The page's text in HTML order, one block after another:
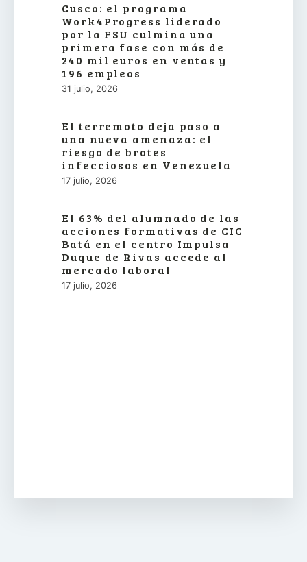
Cusco: el programa
Work4Progress liderado
por la FSU culmina una
primera fase con más de
240 mil euros en ventas y
196 empleos
31 julio, 2026
El terremoto deja paso a
una nueva amenaza: el
riesgo de brotes
infecciosos en Venezuela
17 julio, 2026
El 63% del alumnado de las
acciones formativas de CIC
Batá en el centro Impulsa
Duque de Rivas accede al
mercado laboral
17 julio, 2026